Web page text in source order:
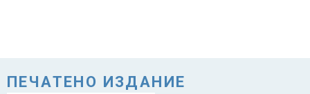
ПЕЧАТЕНО ИЗДАНИЕ